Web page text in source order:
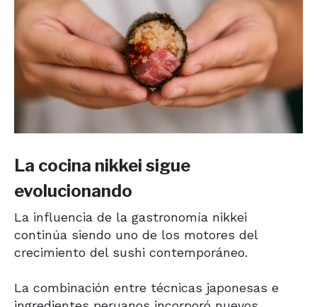
La cocina nikkei sigue
evolucionando
La influencia de la gastronomía nikkei
continúa siendo uno de los motores del
crecimiento del sushi contemporáneo.
La combinación entre técnicas japonesas e